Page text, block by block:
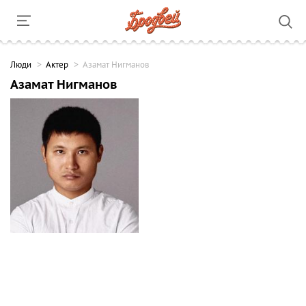
Люди Актер Азамат Нигманов
Азамат Нигманов